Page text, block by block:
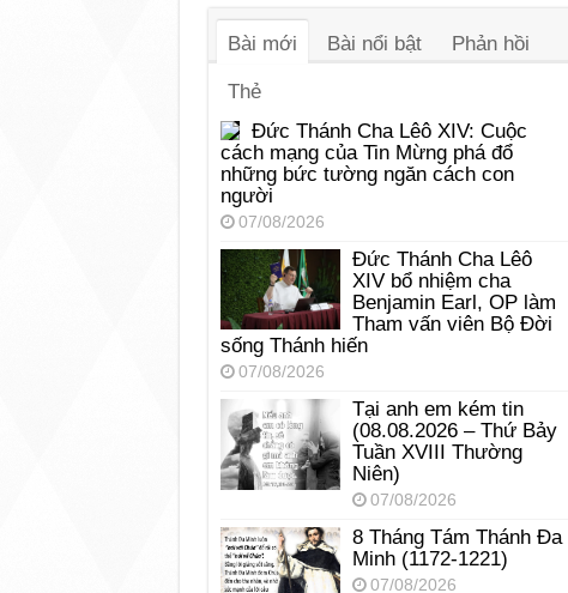
Bài mới Bài nổi bật Phản hồi
Thẻ
Đức Thánh Cha Lêô XIV: Cuộc
cách mạng của Tin Mừng phá đổ
những bức tường ngăn cách con
người
07/08/2026
Đức Thánh Cha Lêô
XIV bổ nhiệm cha
Benjamin Earl, OP làm
Tham vấn viên Bộ Đời
sống Thánh hiến
07/08/2026
Tại anh em kém tin
(08.08.2026 – Thứ Bảy
Tuần XVIII Thường
Niên)
07/08/2026
8 Tháng Tám Thánh Ða
Minh (1172-1221)
07/08/2026